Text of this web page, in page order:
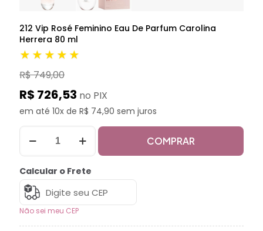
212 Vip Rosé Feminino Eau De Parfum Carolina
Herrera 80 ml
★★★★★
R$ 749,00
R$ 726,53 no PIX
em até 10x de R$ 74,90 sem juros
COMPRAR
Calcular o Frete
Não sei meu CEP